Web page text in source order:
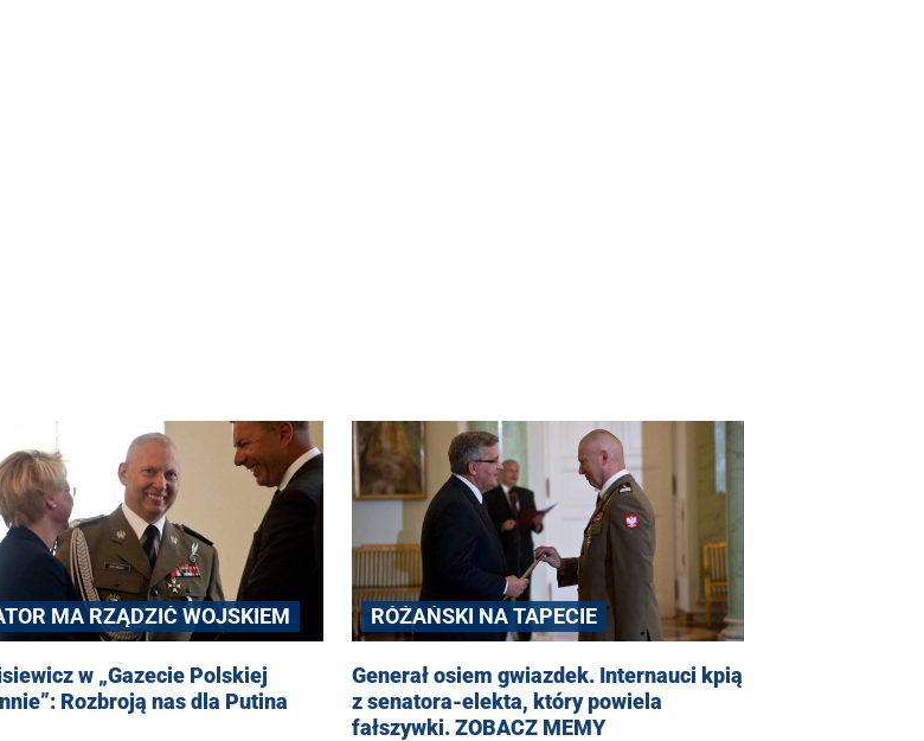
MA RZĄDZIĆ WOJSKIEM
w „Gazecie Polskiej
Rozbroją nas dla Putina
RÓŻAŃSKI NA TAPECIE
Generał osiem gwiazdek. Internauci kpią
z senatora-elekta, który powiela
fałszywki. ZOBACZ MEMY